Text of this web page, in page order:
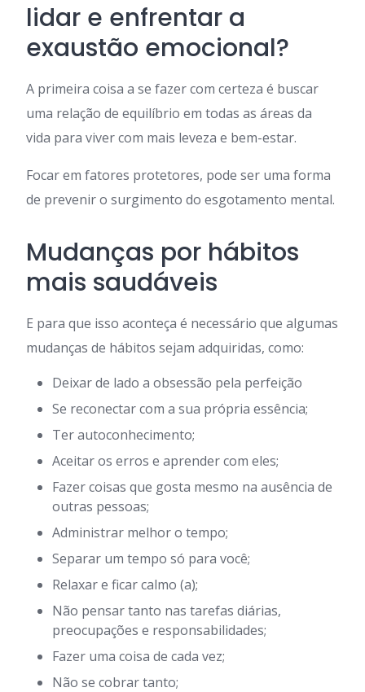
lidar e enfrentar a
exaustão emocional?
A primeira coisa a se fazer com certeza é buscar
uma relação de equilíbrio em todas as áreas da
vida para viver com mais leveza e bem-estar.
Focar em fatores protetores, pode ser uma forma
de prevenir o surgimento do esgotamento mental.
Mudanças por hábitos
mais saudáveis
E para que isso aconteça é necessário que algumas
mudanças de hábitos sejam adquiridas, como:
Deixar de lado a obsessão pela perfeição
Se reconectar com a sua própria essência;
Ter autoconhecimento;
Aceitar os erros e aprender com eles;
Fazer coisas que gosta mesmo na ausência de
outras pessoas;
Administrar melhor o tempo;
Separar um tempo só para você;
Relaxar e ficar calmo (a);
Não pensar tanto nas tarefas diárias,
preocupações e responsabilidades;
Fazer uma coisa de cada vez;
Não se cobrar tanto;